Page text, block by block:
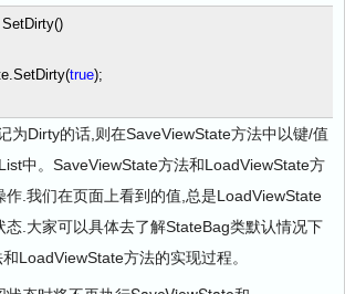
SetDirty()
true);
为Dirty的话,则在SaveViewState方法中以键/值
中。 SaveViewState方法和LoadViewState方
作.我们在页面上看到的值,总是LoadViewState
态.大家可以具体去了解StateBag类默认情况下
LoadViewState方法的实现过程。